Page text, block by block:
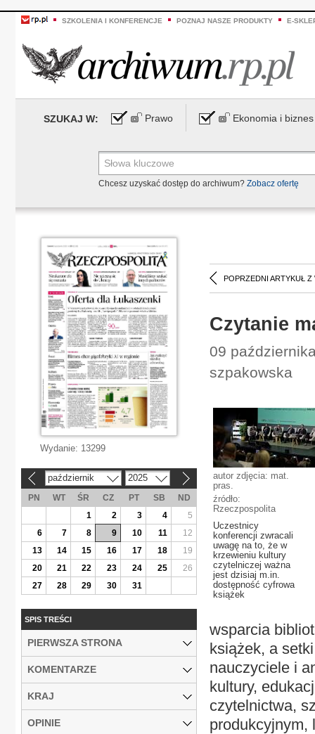
SZKOLENIA I KONFERENCJE POZNAJ NASZE PRODUKTY E-
SZUKAJ W: Prawo Ekonomia i biznes
Chcesz uzyskać dostęp do archiwum? Zobacz ofertę
POPRZEDNI ARTYKUŁ Z
Czytanie
09
szpakowska
autor zdjęcia: mat.
pras.
źródło:
Rzeczpospolita
Uczestnicy
konferencji zwracali
uwagę na to, że w
krzewieniu kultury
czytelniczej ważna
jest dzisiaj m.in.
dostępność cyfrowa
książek
wsparcia
książek, a
nauczyciele i
kultury,
czytelnictwa,
produkcyjnym,
Wydanie: 13299
październik 2025
PN WT ŚR CZ PT SB
ND
1
2 3 4
5
6
7 8 9 10 11
12
13
14 15 16 17 18
19
20
21 22 23 24 25
26
27
28 29 30 31
SPIS TREŚCI
PIERWSZA STRONA
KOMENTARZE
KRAJ
OPINIE